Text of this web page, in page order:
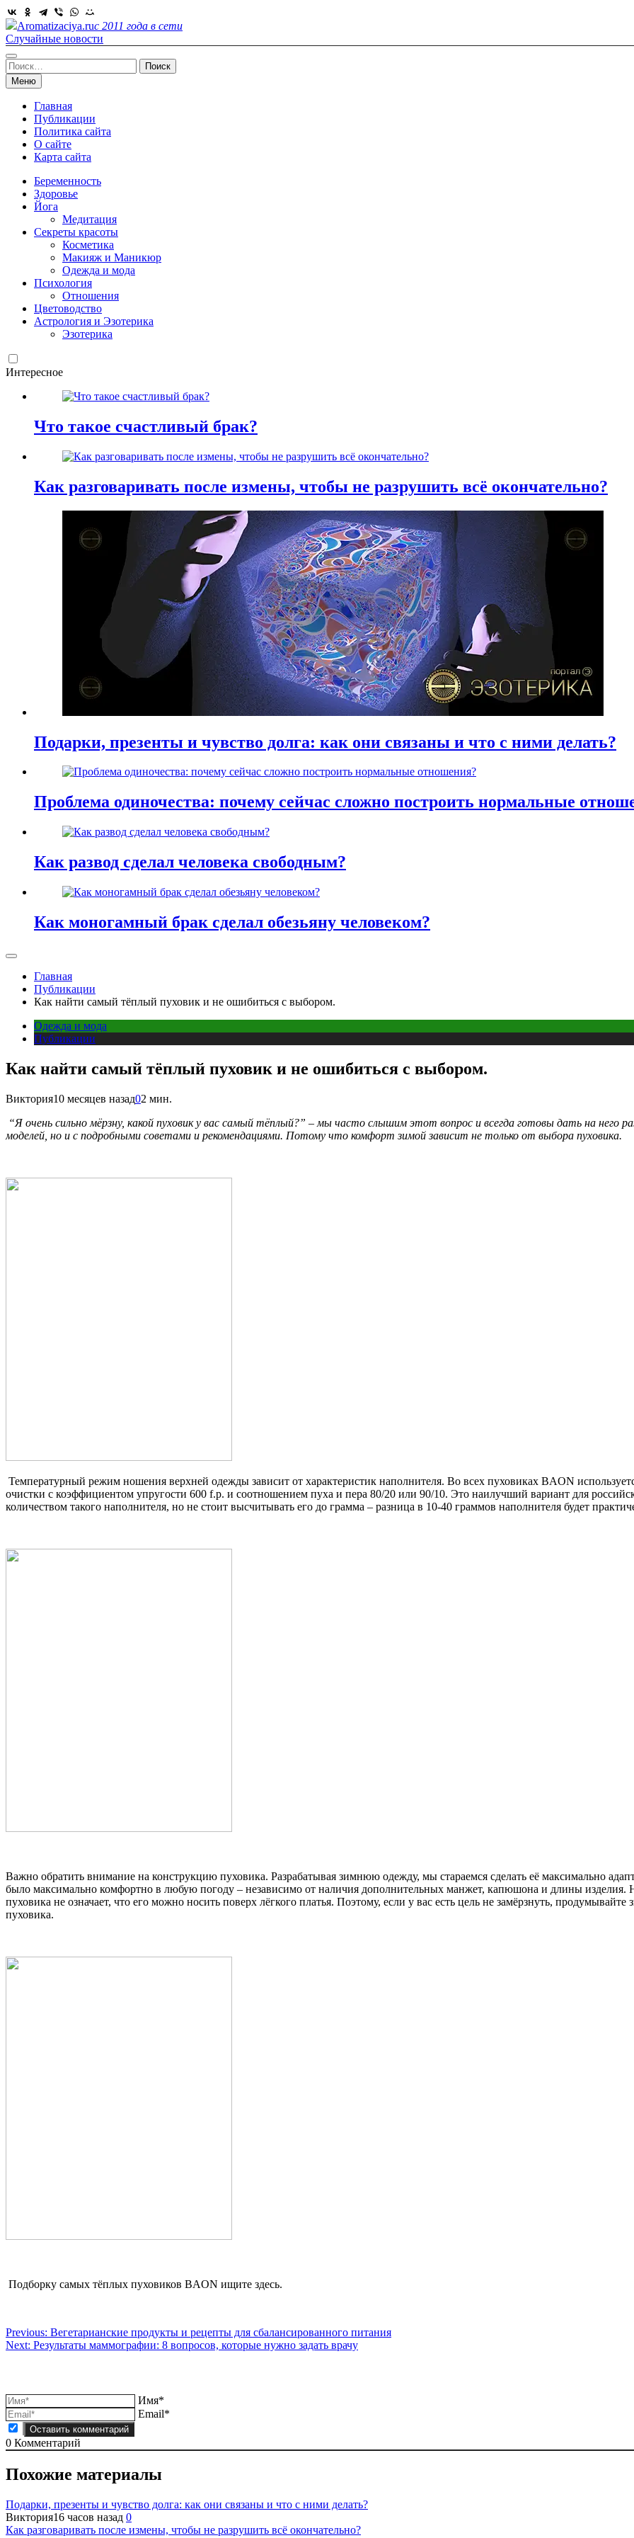
Skip
to
content
Aromatizaciya.ruс 2011 года в сети
Случайные новости
Найти:
Меню
Главная
Публикации
Политика сайта
О сайте
Карта сайта
Беременность
Здоровье
Йога
Медитация
Секреты красоты
Косметика
Макияж и Маникюр
Одежда и мода
Психология
Отношения
Цветоводство
Астрология и Эзотерика
Эзотерика
Интересное
Что такое счастливый брак?
Как разговаривать после измены, чтобы не разрушить всё окончательно?
Подарки, презенты и чувство долга: как они связаны и что с ними делать?
Проблема одиночества: почему сейчас сложно построить нормальные
Как развод сделал человека свободным?
Как моногамный брак сделал обезьяну человеком?
Главная
Публикации
Как найти самый тёплый пуховик и не ошибиться с выбором.
Одежда и мода
Публикации
Как найти самый тёплый пуховик и не ошибиться с выбором.
Виктория10 месяцев назад02 мин.
“Я очень сильно мёрзну, какой пуховик у вас самый тёплый?” – мы часто слышим этот вопрос и всегда готовы дать на него
моделей, но и с подробными советами и рекомендациями. Потому что комфорт зимой зависит не только от выбора пуховика.
Температурный режим ношения верхней одежды зависит от характеристик наполнителя. Во всех пуховиках BAON
очистки с коэффициентом упругости 600 f.p. и соотношением пуха и пера 80/20 или 90/10. Это наилучший вариант для
количеством такого наполнителя, но не стоит высчитывать его до грамма – разница в 10-40 граммов наполнителя будет
Важно обратить внимание на конструкцию пуховика. Разрабатывая зимнюю одежду, мы стараемся сделать её максимально
было максимально комфортно в любую погоду – независимо от наличия дополнительных манжет, капюшона и длины
пуховика не означает, что его можно носить поверх лёгкого платья. Поэтому, если у вас есть цель не замёрзнуть,
пуховика.
Подборку самых тёплых пуховиков BAON ищите здесь.
Навигация
по
Previous: Вегетарианские продукты и рецепты для сбалансированного питания
Next: Результаты маммографии: 8 вопросов, которые нужно задать врачу
Имя*
Email*
0 Комментарий
Похожие материалы
Подарки, презенты и чувство долга: как они связаны и что с ними делать?
Виктория16 часов назад 0
Как разговаривать после измены, чтобы не разрушить всё окончательно?